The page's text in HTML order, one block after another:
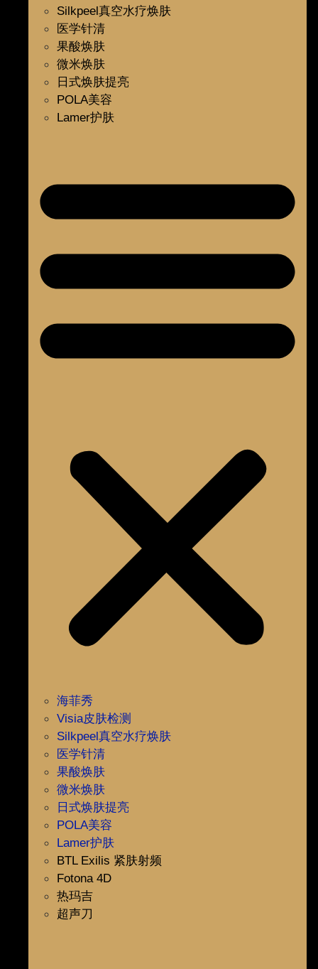
Silkpeel真空水疗焕肤
医学针清
果酸焕肤
微米焕肤
日式焕肤提亮
POLA美容
Lamer护肤
海菲秀
Visia皮肤检测
Silkpeel真空水疗焕肤
医学针清
果酸焕肤
微米焕肤
日式焕肤提亮
POLA美容
Lamer护肤
BTL Exilis 紧肤射频
Fotona 4D
热玛吉
超声刀